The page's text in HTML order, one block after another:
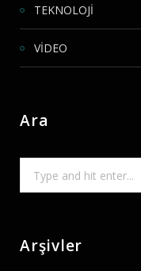
TEKNOLOJİ
VİDEO
Ara
Arşivler